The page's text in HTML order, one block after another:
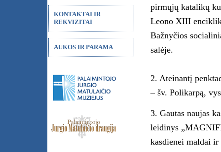
pirmųjų katalikų
Leono XIII
Bažnyčios
salėje.
2. Ateinantį
– šv. Polikarpą,
3. Gautas naujas
leidinys
kasdienei maldai ir
KONTAKTAI IR
REKVIZITAI
AUKOS IR PARAMA